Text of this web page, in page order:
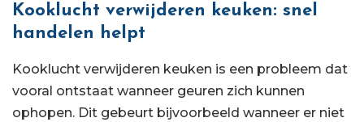
Kooklucht verwijderen keuken: snel
handelen helpt
Kooklucht verwijderen keuken is een probleem dat
vooral ontstaat wanneer geuren zich kunnen
ophopen. Dit gebeurt bijvoorbeeld wanneer er niet